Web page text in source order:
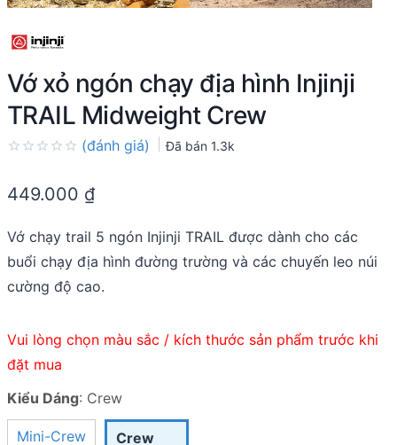
Vớ xỏ ngón chạy địa hình Injinji
TRAIL Midweight Crew
out
(đánh giá) Đã bán 1.3k
449.000 ₫
Vớ chạy trail 5 ngón Injinji TRAIL được dành cho các
buổi chạy địa hình đường trường và các chuyến leo núi
cường độ cao.
Vui lòng chọn màu sắc / kích thước sản phẩm trước khi
đặt mua
Kiểu Dáng: Crew
Mini-Crew Crew